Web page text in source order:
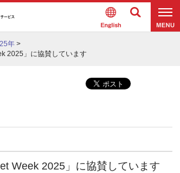
Englis 検索
年 >
2025」に協賛しています
Week 2025」に協賛しています